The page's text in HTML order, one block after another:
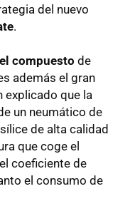
del nuevo
.
el compuesto de
además el gran
explicado que la
un neumático de
de alta calidad
que coge el
coeficiente de
el consumo de